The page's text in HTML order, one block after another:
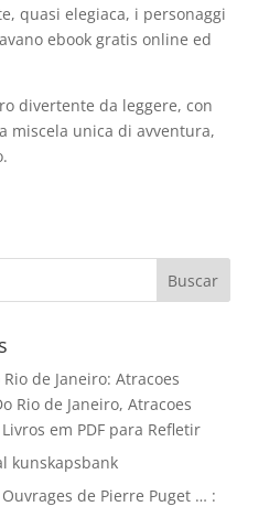
quasi elegiaca, i personaggi
ebook gratis online ed
divertente da leggere, con
miscela unica di avventura,
de Janeiro: Atracoes
Rio de Janeiro, Atracoes
em PDF para Refletir
kunskapsbank
Ouvrages de Pierre Puget … :